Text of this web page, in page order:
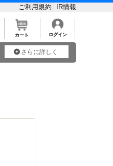
ご利用規約 IR情報
カート ログイン
さらに詳しく